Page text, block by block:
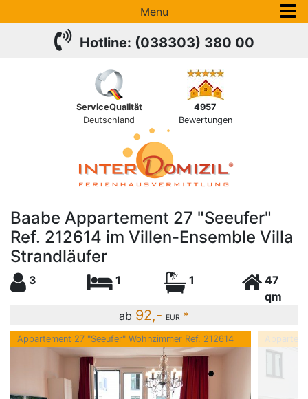
Menu
ServiceQualität
Deutschland
4957
Bewertungen
Hotline: (038303) 380 00
Baabe Appartement 27 "Seeufer"
Ref. 212614 im Villen-Ensemble Villa
Strandläufer
3 1 1
47
qm
ab 92,- EUR *
Appartement 27 "Seeufer" Wohnzimmer Ref. 212614